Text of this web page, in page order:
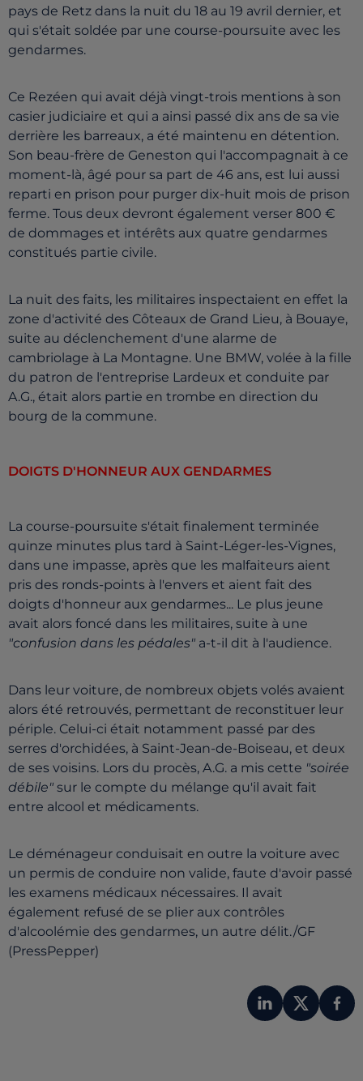
pays de Retz dans la nuit du 18 au 19 avril dernier, et
qui s'était soldée par une course-poursuite avec les
gendarmes.
Ce Rezéen qui avait déjà vingt-trois mentions à son
casier judiciaire et qui a ainsi passé dix ans de sa vie
derrière les barreaux, a été maintenu en détention.
Son beau-frère de Geneston qui l'accompagnait à ce
moment-là, âgé pour sa part de 46 ans, est lui aussi
reparti en prison pour purger dix-huit mois de prison
ferme. Tous deux devront également verser 800 €
de dommages et intérêts aux quatre gendarmes
constitués partie civile.
La nuit des faits, les militaires inspectaient en effet la
zone d'activité des Côteaux de Grand Lieu, à Bouaye,
suite au déclenchement d'une alarme de
cambriolage à La Montagne. Une BMW, volée à la fille
du patron de l'entreprise Lardeux et conduite par
A.G., était alors partie en trombe en direction du
bourg de la commune.
DOIGTS D'HONNEUR AUX GENDARMES
La course-poursuite s'était finalement terminée
quinze minutes plus tard à Saint-Léger-les-Vignes,
dans une impasse, après que les malfaiteurs aient
pris des ronds-points à l'envers et aient fait des
doigts d'honneur aux gendarmes... Le plus jeune
avait alors foncé dans les militaires, suite à une
"confusion dans les pédales" a-t-il dit à l'audience.
Dans leur voiture, de nombreux objets volés avaient
alors été retrouvés, permettant de reconstituer leur
périple. Celui-ci était notamment passé par des
serres d'orchidées, à Saint-Jean-de-Boiseau, et deux
de ses voisins. Lors du procès, A.G. a mis cette "soirée
débile" sur le compte du mélange qu'il avait fait
entre alcool et médicaments.
Le déménageur conduisait en outre la voiture avec
un permis de conduire non valide, faute d'avoir passé
les examens médicaux nécessaires. Il avait
également refusé de se plier aux contrôles
d'alcoolémie des gendarmes, un autre délit./GF
(PressPepper)